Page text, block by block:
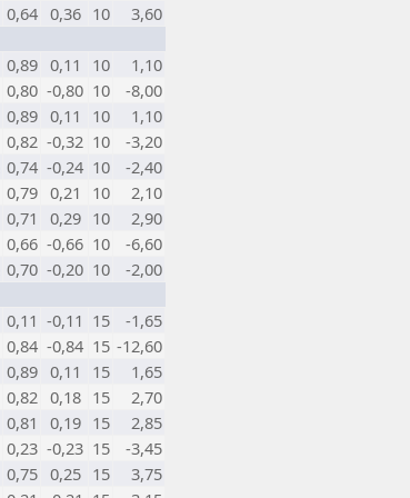
0,64 0,36 10
3,60
0,89 0,11 10
1,10
0,80 -0,80 10
-8,00
0,89 0,11 10
1,10
0,82 -0,32 10
-3,20
0,74 -0,24 10
-2,40
0,79 0,21 10
2,10
0,71 0,29 10
2,90
0,66 -0,66 10
-6,60
0,70 -0,20 10
-2,00
0,11 -0,11 15
-1,65
0,84 -0,84 15 -12,60
0,89 0,11 15
1,65
0,82 0,18 15
2,70
0,81 0,19 15
2,85
0,23 -0,23 15
-3,45
0,75 0,25 15
3,75